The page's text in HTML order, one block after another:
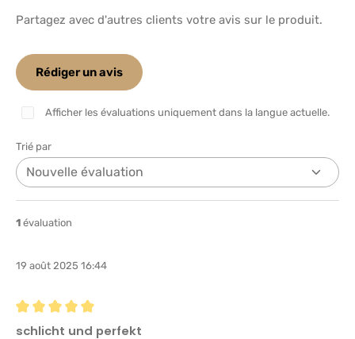
Partagez avec d'autres clients votre avis sur le produit.
Rédiger un avis
Afficher les évaluations uniquement dans la langue actuelle.
Trié par
1 évaluation
19 août 2025 16:44
Évaluation avec une note de 5 sur 5 étoiles
schlicht und perfekt